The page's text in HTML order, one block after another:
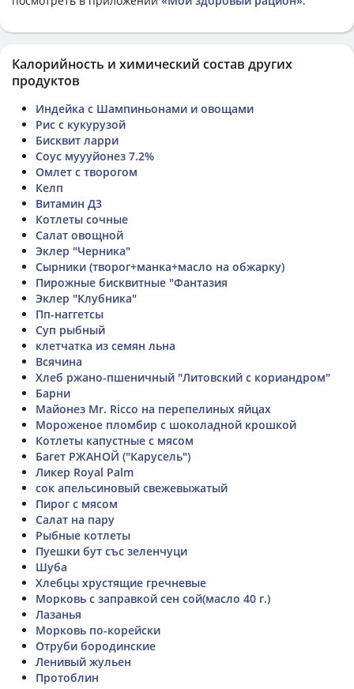
Калорийность и химический состав других
продуктов
Индейка с Шампиньонами и овощами
Рис с кукурузой
Бисквит ларри
Соус муууйонез 7.2%
Омлет с творогом
Келп
Витамин Д3
Котлеты сочные
Салат овощной
Эклер "Черника"
Сырники (творог+манка+масло на обжарку)
Пирожные бисквитные "Фантазия
Эклер "Клубника"
Пп-наггетсы
Суп рыбный
клетчатка из семян льна
Всячина
Хлеб ржано-пшеничный "Литовский с кориандром"
Барни
Майонез Мr. Ricco на перепелиных яйцах
Мороженое пломбир с шоколадной крошкой
Котлеты капустные с мясом
Багет РЖАНОЙ ("Карусель")
Ликер Royal Palm
сок апельсиновый свежевыжатый
Пирог с мясом
Салат на пару
Рыбные котлеты
Пуешки бут със зеленчуци
Шуба
Хлебцы хрустящие гречневые
Морковь с заправкой сен сой(масло 40 г.)
Лазанья
Морковь по-корейски
Отруби бородинские
Ленивый жульен
Протоблин